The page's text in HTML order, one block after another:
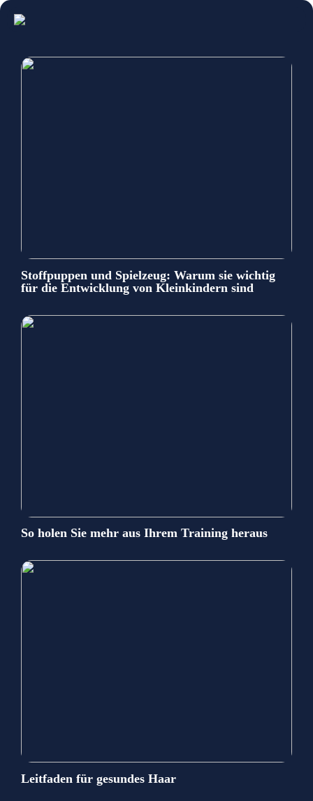
Stoffpuppen und Spielzeug: Warum sie wichtig
für die Entwicklung von Kleinkindern sind
So holen Sie mehr aus Ihrem Training heraus
Leitfaden für gesundes Haar